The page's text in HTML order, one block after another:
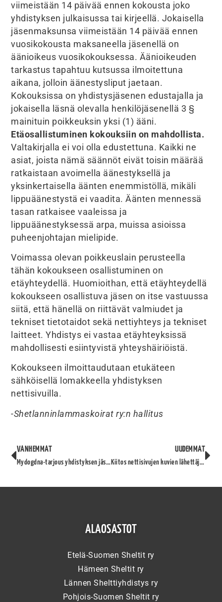
viimeistään 14 päivää ennen kokousta joko
yhdistyksen julkaisussa tai kirjeellä. Jokaisella
jäsenmaksunsa viimeistään 14 päivää ennen
vuosikokousta maksaneella jäsenellä on
äänioikeus vuosikokouksessa. Äänioikeuden
tarkastus tapahtuu kutsussa ilmoitettuna
aikana, jolloin äänestysliput jaetaan.
Kokouksissa on yhdistysjäsenen edustajalla ja
jokaisella läsnä olevalla henkilöjäsenellä 3 §
mainituin poikkeuksin yksi (1) ääni.
Etäosallistuminen kokouksiin on mahdollista.
Valtakirjalla ei voi olla edustettuna. Kaikki ne
asiat, joista nämä säännöt eivät toisin määrää
ratkaistaan avoimella äänestyksellä ja
yksinkertaisella äänten enemmistöllä, mikäli
lippuäänestystä ei vaadita. Äänten mennessä
tasan ratkaisee vaaleissa ja
lippuäänestyksessä arpa, muissa asioissa
puheenjohtajan mielipide.
Voimassa olevan poikkeuslain perusteella
tähän kokoukseen osallistuminen on
etäyhteydellä. Huomioithan, että etäyhteydellä
kokoukseen osallistuva jäsen on itse vastuussa
siitä, että hänellä on riittävät valmiudet ja
tekniset tietotaidot sekä nettiyhteys ja tekniset
laitteet. Yhdistys ei vastaa etäyhteyksissä
mahdollisesti esiintyvistä yhteyshäiriöistä.
Kokoukseen ilmoittaudutaan etukäteen
sähköisellä lomakkeella yhdistyksen
nettisivuilla.
-Shetlanninlammaskoirat ry:n hallitus
VANHEMMAT
Mydogdna-tarjous yhdistyksen jäsenille
UUDEMMAT
Kiitos nettisivujen kuvien lähettäjille!
ALAOSASTOT
Etelä-Suomen Sheltit ry
Hämeen Sheltit ry
Lännen Shelttiyhdistys ry
Pohjois-Suomen Sheltit ry